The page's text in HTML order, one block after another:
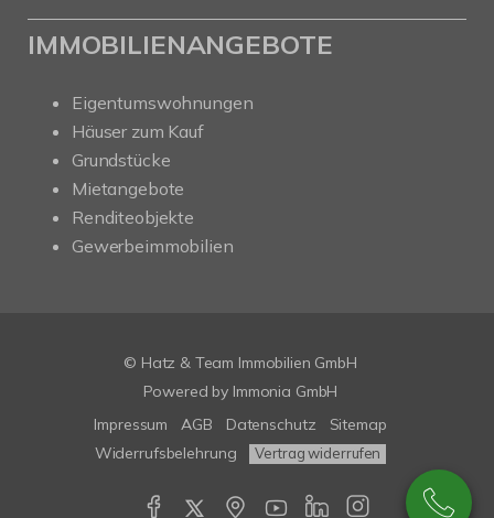
IMMOBILIENANGEBOTE
Eigentumswohnungen
Häuser zum Kauf
Grundstücke
Mietangebote
Renditeobjekte
Gewerbeimmobilien
© Hatz & Team Immobilien GmbH
Powered by Immonia GmbH
Impressum
AGB Datenschutz
Sitemap
Widerrufsbelehrung
Vertrag widerrufen